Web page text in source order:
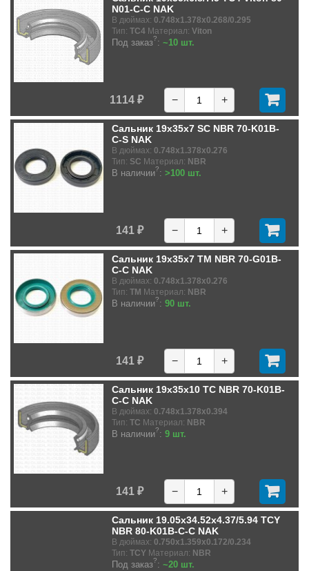
N01-C-C NAK
В дюймах: 0.748x1.378x0.268/0.295
Тип: TC4 Материал: Viton
Под заказ?: ~10 шт.
1114 ₽ − +
Сальник 19x35x7 SC NBR 70-K01B-
C-S NAK
В дюймах: 0.748x1.378x0.276
Тип: SC Материал: NBR
В наличии?: >100 шт.
141 ₽ − +
Сальник 19x35x7 TM NBR 70-G01B-
C-C NAK
В дюймах: 0.748x1.378x0.276
Тип: TM Материал: NBR
В наличии?: 90 шт.
141 ₽ − +
Сальник 19x35x10 TC NBR 70-K01B-
C-C NAK
В дюймах: 0.748x1.378x0.394
Тип: TC Материал: NBR
В наличии?: 9 шт.
141 ₽ − +
Сальник 19.05x34.52x4.37/5.94 TCY
NBR 80-K01B-C-C NAK
В дюймах: 0.750x1.359x0.172/0.234
Тип: TCY Материал: NBR
Под заказ?: ~20 шт.